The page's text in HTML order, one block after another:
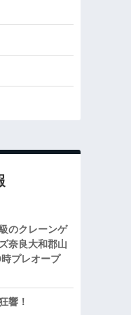
のクレーンゲ
奈良大和郡山
プレオープ
響！